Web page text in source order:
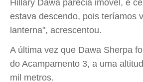
Hillary Dawa parecia imóvel, e
estava descendo, pois teríamos
lanterna", acrescentou.
A última vez que Dawa Sherpa
do Acampamento 3, a uma
mil metros.